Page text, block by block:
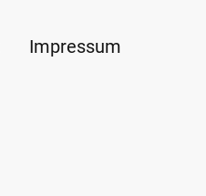
Impressum